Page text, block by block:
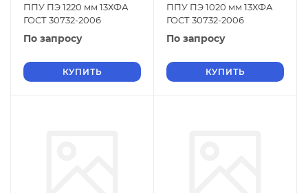
ППУ ПЭ 1220 мм 13ХФА
ГОСТ 30732-2006
По запросу
КУПИТЬ
ППУ ПЭ 1020 мм 13ХФА
ГОСТ 30732-2006
По запросу
КУПИТЬ